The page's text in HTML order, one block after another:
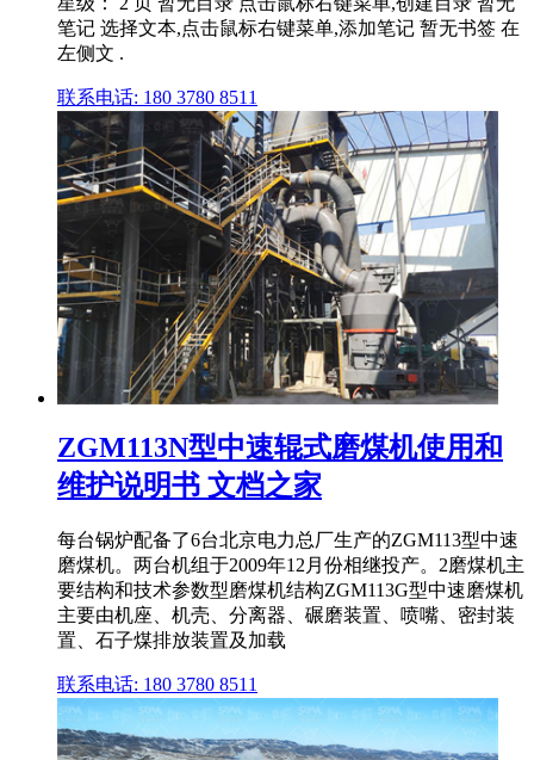
笔记 选择文本,点击鼠标右键菜单,添加笔记 暂无书签 在
左侧文 .
联系电话: 180 3780 8511
ZGM113N型中速辊式磨煤机使用和
维护说明书 文档之家
每台锅炉配备了6台北京电力总厂生产的ZGM113型中速
磨煤机。两台机组于2009年12月份相继投产。2磨煤机主
要结构和技术参数型磨煤机结构ZGM113G型中速磨煤机
主要由机座、机壳、分离器、碾磨装置、喷嘴、密封装
置、石子煤排放装置及加载
联系电话: 180 3780 8511